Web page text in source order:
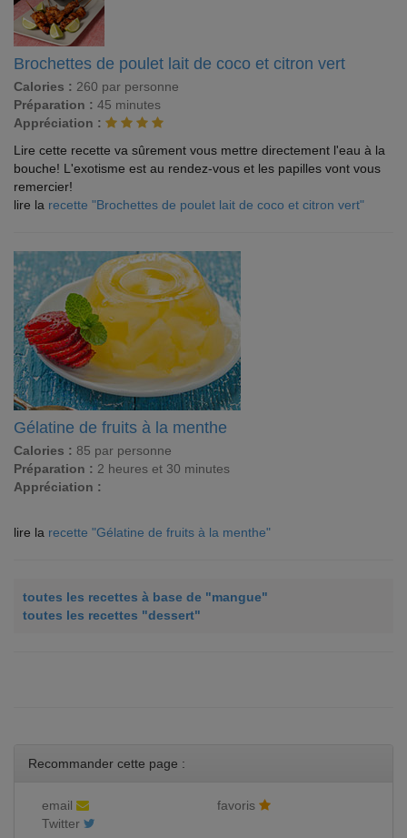
Brochettes de poulet lait de coco et citron vert
Calories : 260 par personne
Préparation : 45 minutes
Appréciation :
Lire cette recette va sûrement vous mettre directement l'eau à la
bouche! L'exotisme est au rendez-vous et les papilles vont vous
remercier!
lire la recette "Brochettes de poulet lait de coco et citron vert"
Gélatine de fruits à la menthe
Calories : 85 par personne
Préparation : 2 heures et 30 minutes
Appréciation :
lire la recette "Gélatine de fruits à la menthe"
toutes les recettes à base de "mangue"
toutes les recettes "dessert"
Recommander cette page :
email
favoris
Twitter